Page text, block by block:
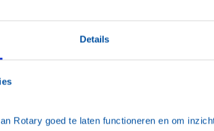
Details
Rotary goed te laten functioneren en om